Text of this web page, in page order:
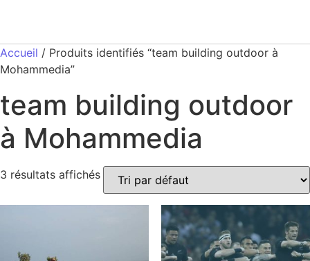
Accueil / Produits identifiés “team building outdoor à
Mohammedia”
team building outdoor
à Mohammedia
3 résultats affichés